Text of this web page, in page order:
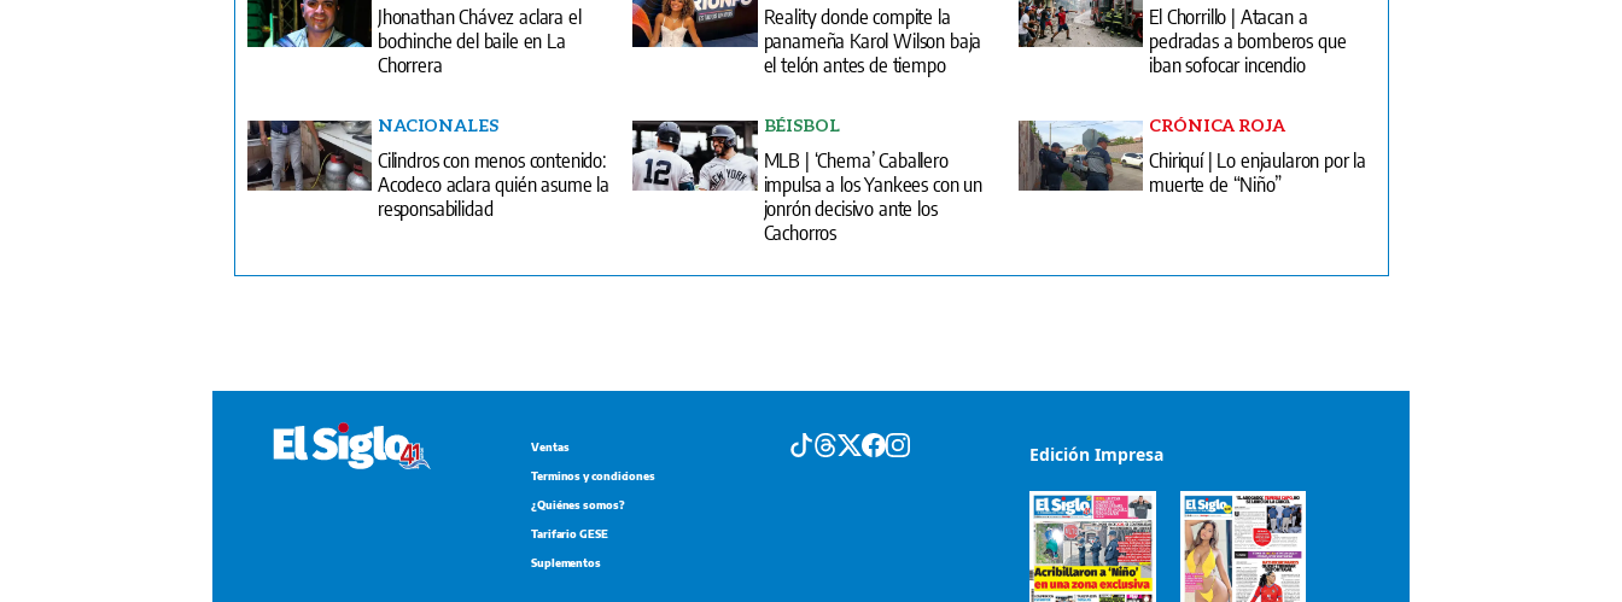
Jhonathan Chávez aclara el
bochinche del baile en La
Chorrera
Reality donde compite la
panameña Karol Wilson baja
el telón antes de tiempo
El Chorrillo | Atacan a
pedradas a bomberos que
iban sofocar incendio
NACIONALES
Cilindros con menos contenido:
Acodeco aclara quién asume la
responsabilidad
BÉISBOL
MLB | ‘Chema’ Caballero
impulsa a los Yankees con un
jonrón decisivo ante los
Cachorros
CRÓNICA ROJA
Chiriquí | Lo enjaularon por la
muerte de “Niño”
Suplementos
Portada del impreso del 2 de agosto de 2026